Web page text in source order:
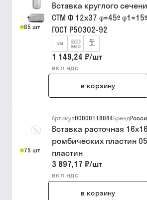
85 шт
Вставка круглого
СТМ Ф 12х37 φ=45º
ГОСТ Р50302-92
1 149,24 ₽/шт
вкл ндс
в корзину
75 шт
Артикул00000118044Бренд
Вставка расточная
ромбических пластин
пластин
3 897,17 ₽/шт
вкл ндс
в корзину